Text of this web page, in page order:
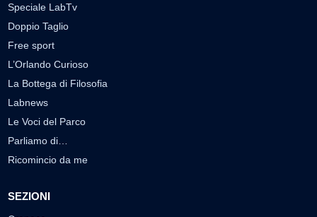
Speciale LabTv
Doppio Taglio
Free sport
L’Orlando Curioso
La Bottega di Filosofia
Labnews
Le Voci del Parco
Parliamo di…
Ricomincio da me
SEZIONI